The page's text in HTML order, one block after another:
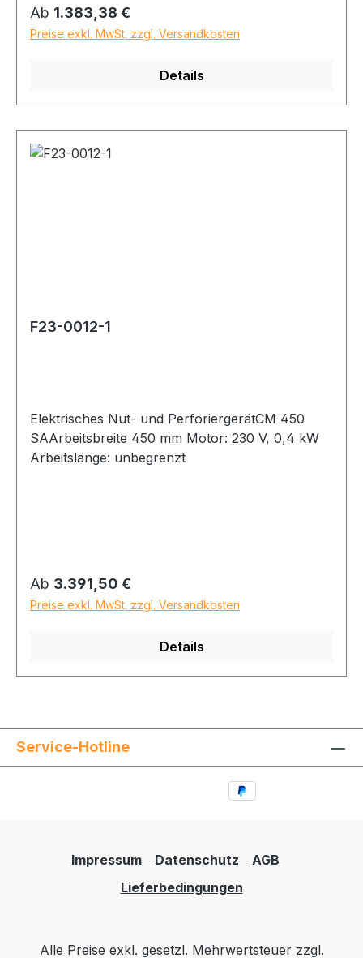
Regulärer Preis:
Ab 1.383,38 €
Preise exkl. MwSt. zzgl. Versandkosten
Details
F23-0012-1
Elektrisches Nut- und PerforiergerätCM 450
SAArbeitsbreite 450 mm Motor: 230 V, 0,4 kW
Arbeitslänge: unbegrenzt
Regulärer Preis:
Ab 3.391,50 €
Preise exkl. MwSt. zzgl. Versandkosten
Details
Service-Hotline
Impressum Datenschutz
AGB
Lieferbedingungen
Alle Preise exkl. gesetzl. Mehrwertsteuer zzgl.